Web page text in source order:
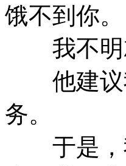
饿不到你。
我不明
他建议我
务。
于是，